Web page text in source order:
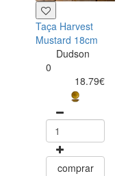
Taça Harvest
Mustard 18cm
Dudson
0
18.79€
comprar